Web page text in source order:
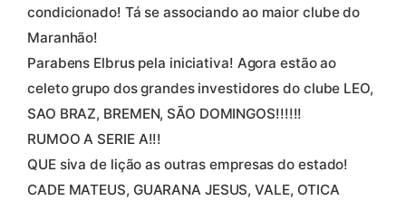
condicionado! Tá se associando ao maior clube do
Maranhão!
Parabens Elbrus pela iniciativa! Agora estão ao
celeto grupo dos grandes investidores do clube LEO,
SAO BRAZ, BREMEN, SÃO DOMINGOS!!!!!!
RUMOO A SERIE A!!!
QUE siva de lição as outras empresas do estado!
CADE MATEUS, GUARANA JESUS, VALE, OTICA